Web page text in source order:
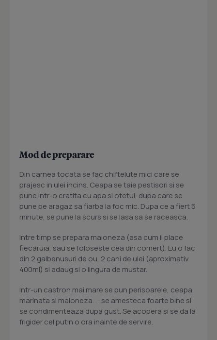
Mod de preparare
Din carnea tocata se fac chiftelute mici care se
prajesc in ulei incins. Ceapa se taie pestisori si se
pune intr-o cratita cu apa si otetul, dupa care se
pune pe aragaz sa fiarba la foc mic. Dupa ce a fiert 5
minute, se pune la scurs si se lasa sa se raceasca.
Intre timp se prepara maioneza (asa cum ii place
fiecaruia, sau se foloseste cea din comert). Eu o fac
din 2 galbenusuri de ou, 2 cani de ulei (aproximativ
400ml) si adaug si o lingura de mustar.
Intr-un castron mai mare se pun perisoarele, ceapa
marinata si maioneza. . . se amesteca foarte bine si
se condimenteaza dupa gust. Se acopera si se da la
frigider cel putin o ora inainte de servire.